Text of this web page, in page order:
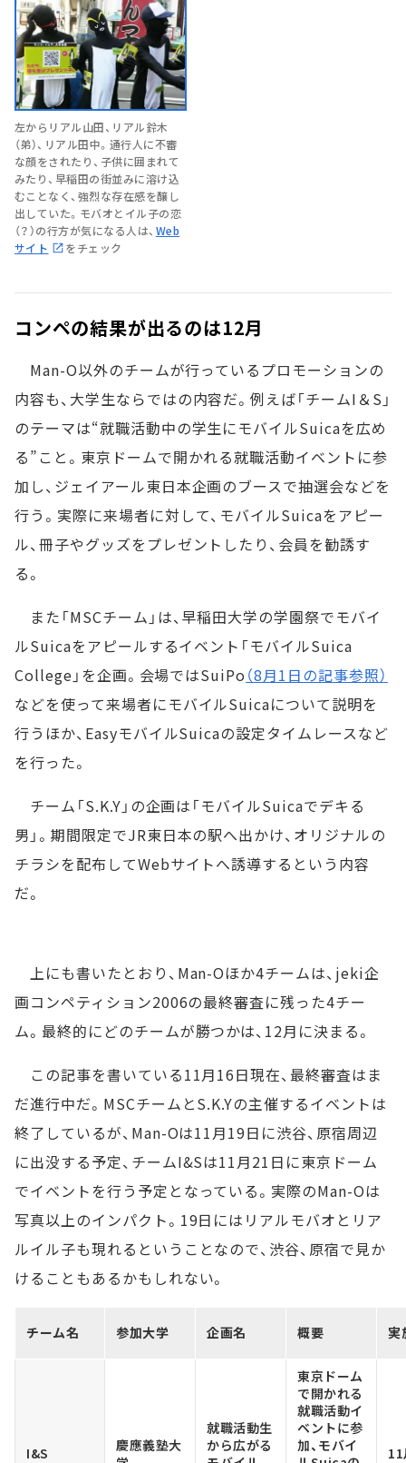
左からリアル山田、リアル鈴木
（弟）、リアル田中。通行人に不審
な顔をされたり、子供に囲まれて
みたり、早稲田の街並みに溶け込
むことなく、強烈な存在感を醸し
出していた。モバオとイル子の恋
（？）の行方が気になる人は、 Web
サイト
をチェック
コンペの結果が出るのは12月
Man-O以外のチームが行っているプロモーションの
内容も、大学生ならではの内容だ。例えば「チームI＆S」
のテーマは“就職活動中の学生にモバイルSuicaを広め
る”こと。東京ドームで開かれる就職活動イベントに参
加し、ジェイアール東日本企画のブースで抽選会などを
行う。実際に来場者に対して、モバイルSuicaをアピー
ル、冊子やグッズをプレゼントしたり、会員を勧誘す
る。
また「MSCチーム」は、早稲田大学の学園祭でモバイ
ルSuicaをアピールするイベント「モバイルSuica
College」を企画。会場ではSuiPo（8月1日の記事参照）
などを使って来場者にモバイルSuicaについて説明を
行うほか、EasyモバイルSuicaの設定タイムレースなど
を行った。
チーム「S.K.Y」の企画は「モバイルSuicaでデキる
男」。期間限定でJR東日本の駅へ出かけ、オリジナルの
チラシを配布してWebサイトへ誘導するという内容
だ。
上にも書いたとおり、Man-Oほか4チームは、jeki企
画コンペティション2006の最終審査に残った4チー
ム。最終的にどのチームが勝つかは、12月に決まる。
この記事を書いている11月16日現在、最終審査はま
だ進行中だ。MSCチームとS.K.Yの主催するイベントは
終了しているが、Man-Oは11月19日に渋谷、原宿周辺
に出没する予定、チームI&Sは11月21日に東京ドーム
でイベントを行う予定となっている。実際のMan-Oは
写真以上のインパクト。19日にはリアルモバオとリア
ルイル子も現れるということなので、渋谷、原宿で見か
けることもあるかもしれない。
チーム名 参加大学 企画名 概要 実
I&S
慶應義塾大
就職活動生
から広がる
東京ドーム
で開かれる
就職活動イ
ベントに参
加、モバイ